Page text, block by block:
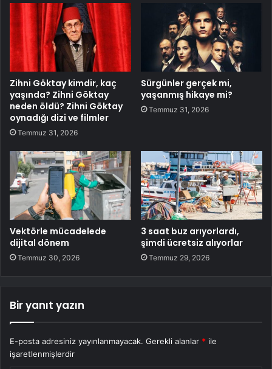
Zihni Göktay kimdir, kaç
yaşında? Zihni Göktay
neden öldü? Zihni Göktay
oynadığı dizi ve filmler
Temmuz 31, 2026
Sürgünler gerçek mi,
yaşanmış hikaye mi?
Temmuz 31, 2026
Vektörle mücadelede
dijital dönem
Temmuz 30, 2026
3 saat buz arıyorlardı,
şimdi ücretsiz alıyorlar
Temmuz 29, 2026
Bir yanıt yazın
E-posta adresiniz yayınlanmayacak. Gerekli alanlar * ile
işaretlenmişlerdir